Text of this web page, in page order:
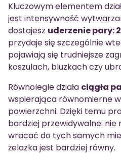
Kluczowym elementem
jest intensywność
dostajesz uderzenie pary:
przydaje się szczególnie
pojawiają się trudniejsze
koszulach, bluzkach czy
Równolegle działa ciągła
wspierająca równomierne
powierzchni. Dzięki temu
bardziej przewidywalne: nie
wracać do tych samych
żelazka jest bardziej równy.